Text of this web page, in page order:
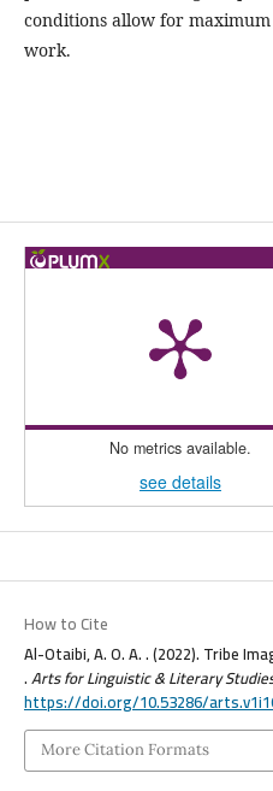
conditions allow for
work.
No metrics available.
see details
How to Cite
Al-Otaibi, A. O. A. . (2022). Tribe
.Arts for Linguistic & Literary
https://doi.org/10.53286/
More Citation Formats